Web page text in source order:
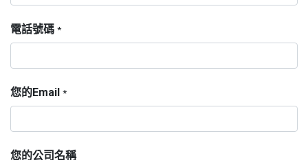
電話號碼 *
您的Email *
您的公司名稱